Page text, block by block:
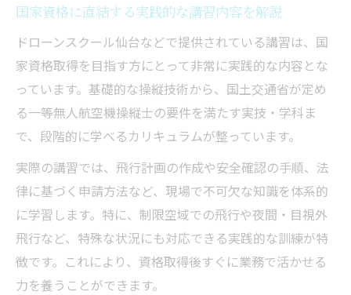
国家資格に直結する実践的な講習内容を解説
ドローンスクール仙台などで提供されている講習は、国
家資格取得を目指す方にとって非常に実践的な内容とな
っています。基礎的な操縦技術から、国土交通省が定め
る一等無人航空機操縦士の要件を満たす実技・学科ま
で、段階的に学べるカリキュラムが整っています。
実際の講習では、飛行計画の作成や安全確認の手順、法
律に基づく申請方法など、現場で不可欠な知識を体系的
に学習します。特に、制限空域での飛行や夜間・目視外
飛行など、特殊な状況にも対応できる実践的な訓練が特
徴です。これにより、資格取得後すぐに業務で活かせる
力を養うことができます。